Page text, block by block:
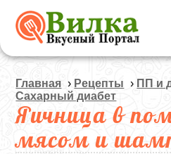
Главная › Рецепты › ПП и
Сахарный диабет
Яичница в
мясом и